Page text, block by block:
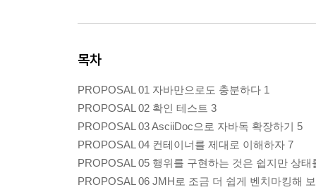
목차
PROPOSAL 01 자바만으로도 충분하다 1
PROPOSAL 02 확인 테스트 3
PROPOSAL 03 AsciiDoc으로 자바독 확장하기 5
PROPOSAL 04 컨테이너를 제대로 이해하자 7
PROPOSAL 05 행위를 구현하는 것은 쉽지만 상
PROPOSAL 06 JMH로 조금 더 쉽게 벤치마킹해